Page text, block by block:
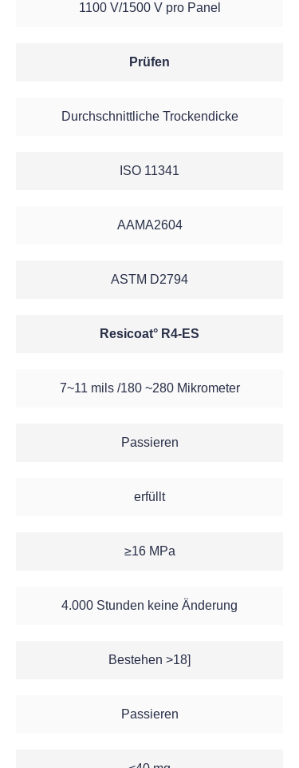
Resicoat° R4-ES
7~11 mils /180 ~280 Mikrometer
Passieren
erfüllt
≥16 MPa
4.000 Stunden keine Änderung
Bestehen >18]
Passieren
1100 V/1500 V pro Panel
Prüfen
Durchschnittliche Trockendicke
ISO 11341
AAMA2604
ASTM D2794